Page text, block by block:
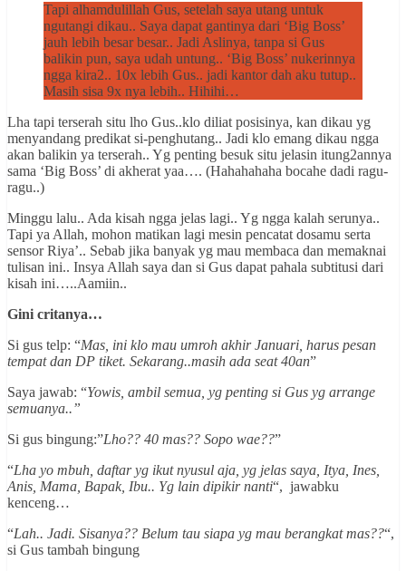
Tapi alhamdulillah Gus, setelah saya utang untuk
ngutangi dikau.. Saya dapat gantinya dari ‘Big Boss’
jauh lebih besar besar.. Jadi Aslinya, tanpa si Gus
balikin pun, saya udah untung.. ‘Big Boss’ nukerinnya
ngga kira2.. 10x lebih Gus.. jadi kantor dah aku tutup..
Masih sisa 9x nya lebih.. Hihihi…
Lha tapi terserah situ lho Gus..klo diliat posisinya, kan dikau yg
menyandang predikat si-penghutang.. Jadi klo emang dikau ngga
akan balikin ya terserah.. Yg penting besuk situ jelasin itung2annya
sama ‘Big Boss’ di akherat yaa…. (Hahahahaha bocahe dadi ragu-
ragu..)
Minggu lalu.. Ada kisah ngga jelas lagi.. Yg ngga kalah serunya..
Tapi ya Allah, mohon matikan lagi mesin pencatat dosamu serta
sensor Riya’.. Sebab jika banyak yg mau membaca dan memaknai
tulisan ini.. Insya Allah saya dan si Gus dapat pahala subtitusi dari
kisah ini…..Aamiin..
Gini critanya…
Si gus telp: “Mas, ini klo mau umroh akhir Januari, harus pesan
tempat dan DP tiket. Sekarang..masih ada seat 40an”
Saya jawab: “Yowis, ambil semua, yg penting si Gus yg arrange
semuanya..”
Si gus bingung:”Lho?? 40 mas?? Sopo wae??”
“Lha yo mbuh, daftar yg ikut nyusul aja, yg jelas saya, Itya, Ines,
Anis, Mama, Bapak, Ibu.. Yg lain dipikir nanti“, jawabku
kenceng…
“Lah.. Jadi. Sisanya?? Belum tau siapa yg mau berangkat mas??“,
si Gus tambah bingung